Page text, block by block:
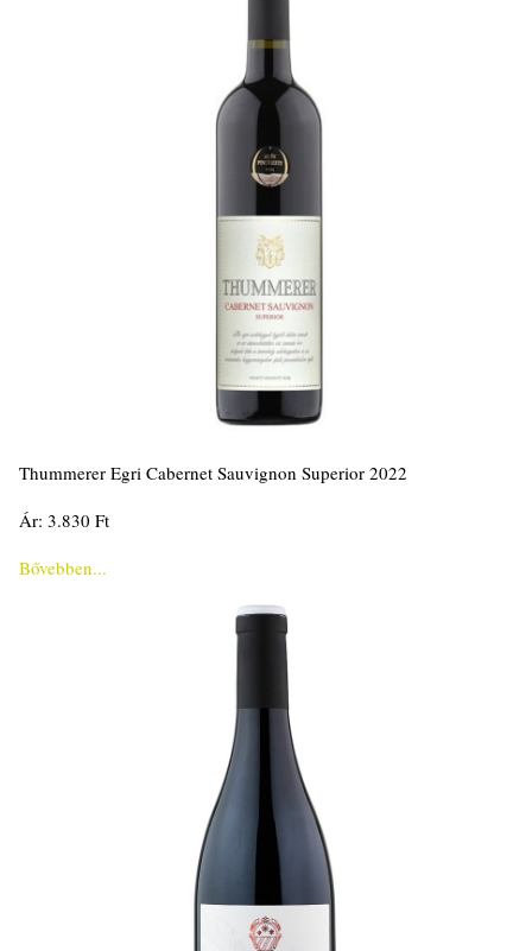
Thummerer Egri Cabernet Sauvignon Superior 2022
Ár: 3.830 Ft
Bővebben...